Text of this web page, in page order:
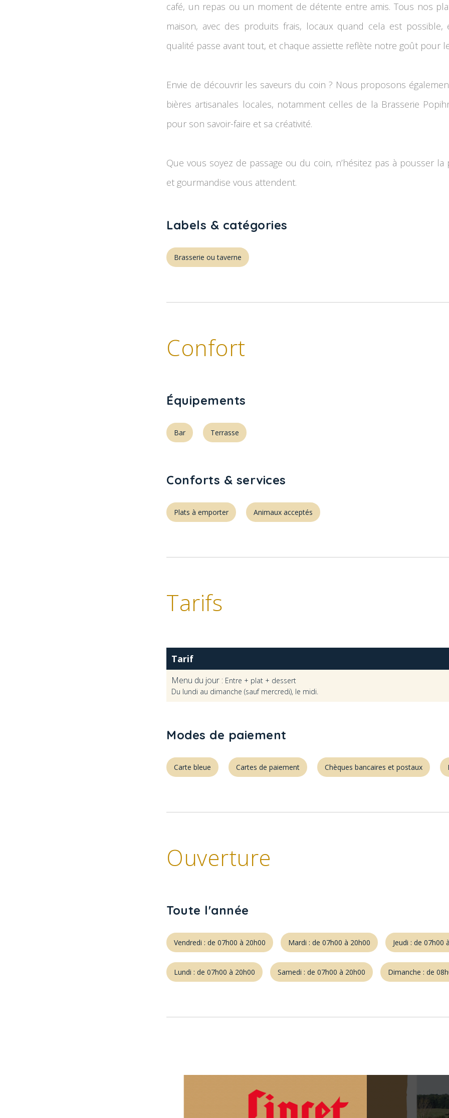
café, un repas ou un moment de détente entre amis. Tous nos
maison, avec des produits frais, locaux quand cela est
qualité passe avant tout, et chaque assiette reflète notre goût pour
Envie de découvrir les saveurs du coin ? Nous proposons
bières artisanales locales, notamment celles de la Brasserie
pour son savoir-faire et sa créativité.
Que vous soyez de passage ou du coin, n’hésitez pas à pousser
et gourmandise vous attendent.
Labels & catégories
Brasserie ou taverne
Confort
Équipements
Bar Terrasse
Conforts & services
Plats à emporter Animaux acceptés
Tarifs
Tarif
Menu du jour : Entre + plat + dessert
Du lundi au dimanche (sauf mercredi), le midi.
Modes de paiement
Carte bleue Cartes de paiement Chèques bancaires et postaux
Ouverture
Toute l'année
Vendredi : de 07h00 à 20h00 Mardi : de 07h00 à 20h00 Jeudi : de 07h00
Lundi : de 07h00 à 20h00 Samedi : de 07h00 à 20h00 Dimanche : de